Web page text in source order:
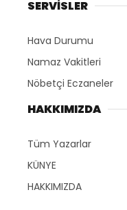
SERVİSLER
Hava Durumu
Namaz Vakitleri
Nöbetçi Eczaneler
HAKKIMIZDA
Tüm Yazarlar
KÜNYE
HAKKIMIZDA